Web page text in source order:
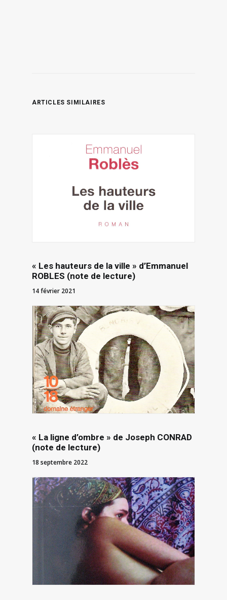
ARTICLES SIMILAIRES
« Les hauteurs de la ville » d’Emmanuel
ROBLES (note de lecture)
14 février 2021
« La ligne d’ombre » de Joseph CONRAD
(note de lecture)
18 septembre 2022